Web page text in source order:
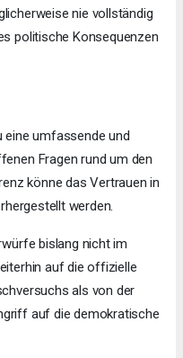
nie vollständig
politische Konsequenzen
eine umfassende und
Fragen rund um den
könne das Vertrauen in
werden.
bislang nicht im
auf die offizielle
als von der
auf die demokratische